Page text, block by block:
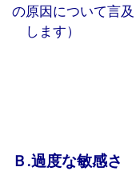
の原因について言及
します）
Ｂ.過度な敏感さ